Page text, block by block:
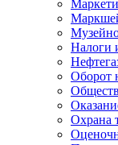
Налоги
Оборот
Охрана